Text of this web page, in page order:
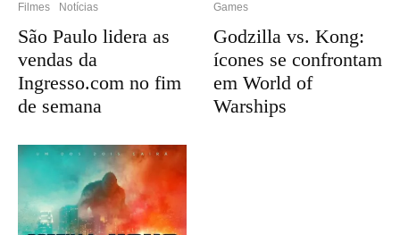
Filmes Notícias
São Paulo lidera as
vendas da
Ingresso.com no fim
de semana
Games
Godzilla vs. Kong:
ícones se confrontam
em World of
Warships